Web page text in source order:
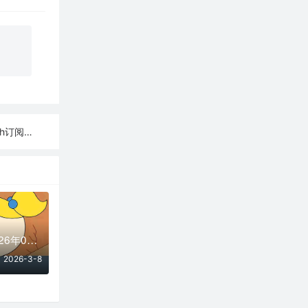
整理
免费节点合集 | 2026年03月08日SSR/V2Ray/Clash订阅整理
2026-3-8